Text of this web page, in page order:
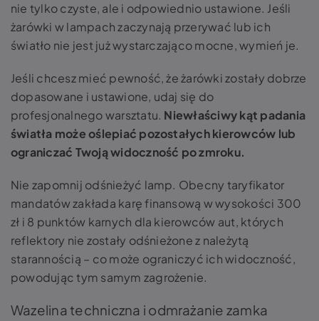
nie tylko czyste, ale i odpowiednio ustawione. Jeśli
żarówki w lampach zaczynają przerywać lub ich
światło nie jest już wystarczająco mocne, wymień je.
Jeśli chcesz mieć pewność, że żarówki zostały dobrze
dopasowane i ustawione, udaj się do
profesjonalnego warsztatu. Niewłaściwy kąt padania
światła może oślepiać pozostałych kierowców lub
ograniczać Twoją widoczność po zmroku.
Nie zapomnij odśnieżyć lamp. Obecny taryfikator
mandatów zakłada karę finansową w wysokości 300
zł i 8 punktów karnych dla kierowców aut, których
reflektory nie zostały odśnieżone z należytą
starannością – co może ograniczyć ich widoczność,
powodując tym samym zagrożenie.
Wazelina techniczna i odmrażanie zamka